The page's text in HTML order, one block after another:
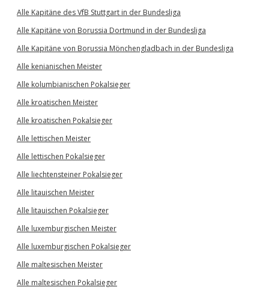
Alle Kapitäne des VfB Stuttgart in der Bundesliga
Alle Kapitäne von Borussia Dortmund in der Bundesliga
Alle Kapitäne von Borussia Mönchengladbach in der Bundesliga
Alle kenianischen Meister
Alle kolumbianischen Pokalsieger
Alle kroatischen Meister
Alle kroatischen Pokalsieger
Alle lettischen Meister
Alle lettischen Pokalsieger
Alle liechtensteiner Pokalsieger
Alle litauischen Meister
Alle litauischen Pokalsieger
Alle luxemburgischen Meister
Alle luxemburgischen Pokalsieger
Alle maltesischen Meister
Alle maltesischen Pokalsieger